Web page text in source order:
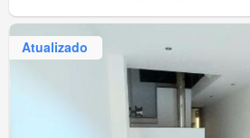
Atualizado